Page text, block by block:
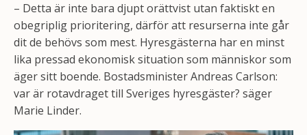
– Detta är inte bara djupt orättvist utan faktiskt en
obegriplig prioritering, därför att resurserna inte går
dit de behövs som mest. Hyresgästerna har en minst
lika pressad ekonomisk situation som människor som
äger sitt boende. Bostadsminister Andreas Carlson:
var är rotavdraget till Sveriges hyresgäster? säger
Marie Linder.